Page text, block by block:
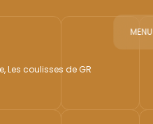
MENU
Les coulisses de GR